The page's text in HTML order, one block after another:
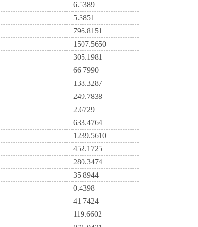
6.5389
5.3851
796.8151
1507.5650
305.1981
66.7990
138.3287
249.7838
2.6729
633.4764
1239.5610
452.1725
280.3474
35.8944
0.4398
41.7424
119.6602